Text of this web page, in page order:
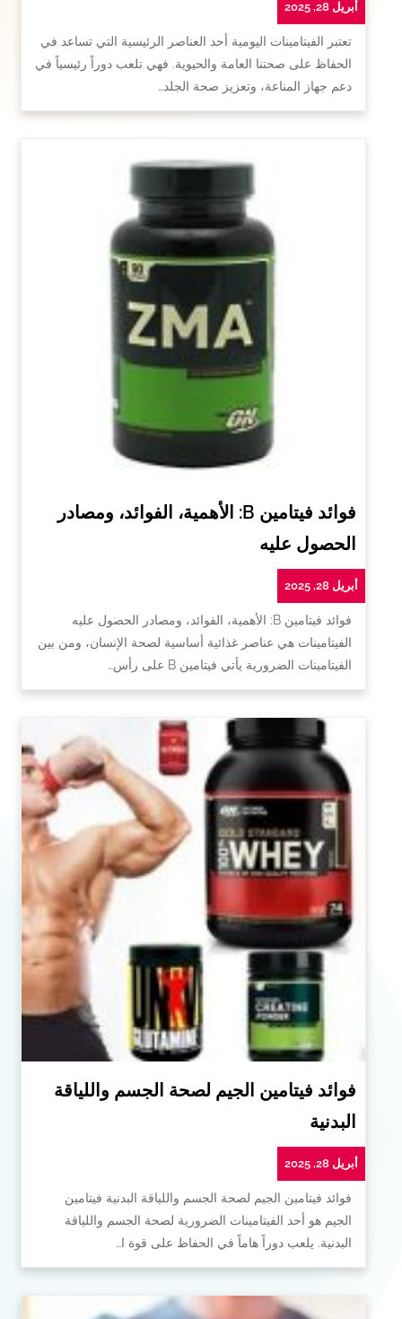
أبريل 28, 2025
تعتبر الفيتامينات اليومية أحد العناصر الرئيسية التي تساعد في
الحفاظ على صحتنا العامة والحيوية. فهي تلعب دوراً رئيسياً في
دعم جهاز المناعة، وتعزيز صحة الجلد…
فوائد فيتامين B: الأهمية، الفوائد، ومصادر
الحصول عليه
أبريل 28, 2025
فوائد فيتامين B: الأهمية، الفوائد، ومصادر الحصول عليه
الفيتامينات هي عناصر غذائية أساسية لصحة الإنسان، ومن بين
الفيتامينات الضرورية يأتي فيتامين B على رأس…
فوائد فيتامين الجيم لصحة الجسم واللياقة
البدنية
أبريل 28, 2025
فوائد فيتامين الجيم لصحة الجسم واللياقة البدنية فيتامين
الجيم هو أحد الفيتامينات الضرورية لصحة الجسم واللياقة
البدنية. يلعب دوراً هاماً في الحفاظ على قوة ا…